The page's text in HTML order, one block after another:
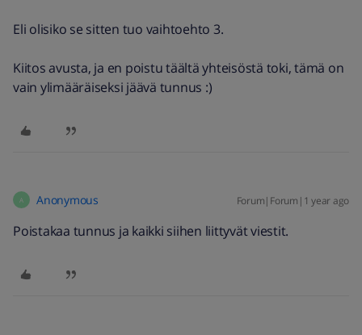
Eli olisiko se sitten tuo vaihtoehto 3.
Kiitos avusta, ja en poistu täältä yhteisöstä toki, tämä on
vain ylimääräiseksi jäävä tunnus :)
A Anonymous Forum|Forum|1 year ago
Poistakaa tunnus ja kaikki siihen liittyvät viestit.